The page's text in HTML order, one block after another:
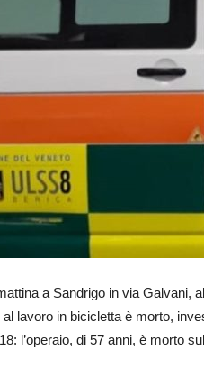
a Sandrigo in via Galvani,
lavoro in bicicletta è morto,
l’operaio, di 57 anni, è morto